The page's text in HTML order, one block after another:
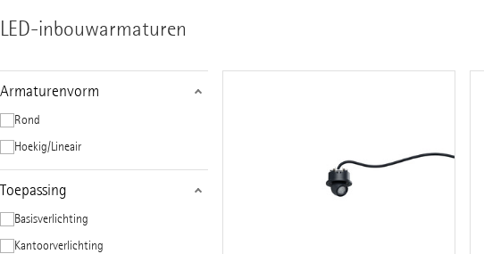
LED-inbouwarmaturen
Armaturenvorm
Rond
Hoekig/Lineair
Toepassing
Basisverlichting
Kantoorverlichting